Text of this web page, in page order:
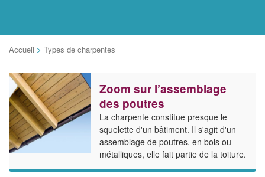
Accueil > Types de charpentes
Zoom sur l’assemblage
des poutres
La charpente constitue presque le
squelette d'un bâtiment. Il s'agit d'un
assemblage de poutres, en bois ou
métalliques, elle fait partie de la toiture.